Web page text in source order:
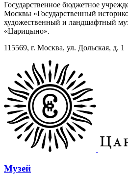
Государственное бюджетное
Москвы «Государственный
художественный и ландшафтный
«Царицыно».
115569, г. Москва, ул. Дольская, д. 1
Музей